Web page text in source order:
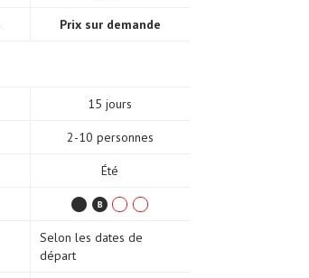
Prix sur demande
15 jours
2-10 personnes
Été
Selon les dates de
départ